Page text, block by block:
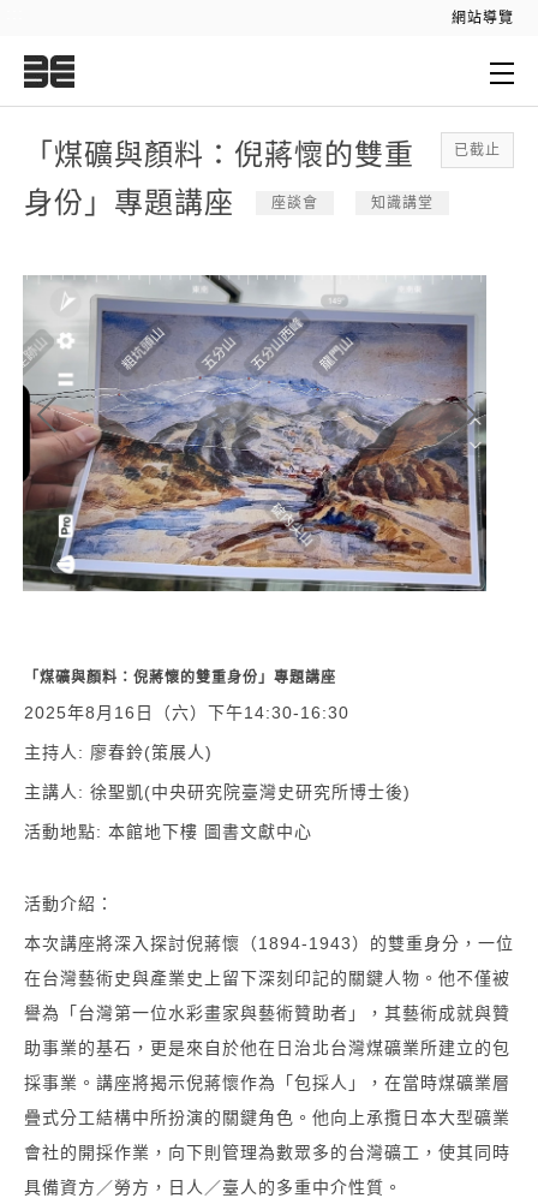
網站導覽
已截止
「煤礦與顏料：倪蔣懷的雙重
身份」專題講座
座談會 知識講堂
「煤礦與顏料：倪蔣懷的雙重身份」專題講座
2025年8月16日（六）下午14:30-16:30
主持人: 廖春鈴(策展人)
主講人: 徐聖凱(中央研究院臺灣史研究所博士後)
活動地點: 本館地下樓 圖書文獻中心
活動介紹：
本次講座將深入探討倪蔣懷（1894-1943）的雙重身分，一位
在台灣藝術史與產業史上留下深刻印記的關鍵人物。他不僅被
譽為「台灣第一位水彩畫家與藝術贊助者」，其藝術成就與贊
助事業的基石，更是來自於他在日治北台灣煤礦業所建立的包
採事業。講座將揭示倪蔣懷作為「包採人」，在當時煤礦業層
疊式分工結構中所扮演的關鍵角色。他向上承攬日本大型礦業
會社的開採作業，向下則管理為數眾多的台灣礦工，使其同時
具備資方／勞方，日人／臺人的多重中介性質。